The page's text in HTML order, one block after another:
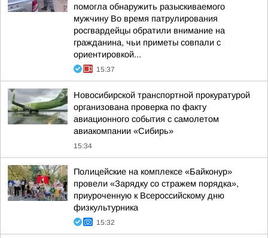
помогла обнаружить разыскиваемого
мужчину Во время патрулирования
росгвардейцы обратили внимание на
гражданина, чьи приметы совпали с
ориентировкой...
15:37
Новосибирской транспортной прокуратурой
организована проверка по факту
авиационного события с самолетом
авиакомпании «Сибирь»
15:34
Полицейские на комплексе «Байконур»
провели «Зарядку со стражем порядка»,
приуроченную к Всероссийскому дню
физкультурника
15:32